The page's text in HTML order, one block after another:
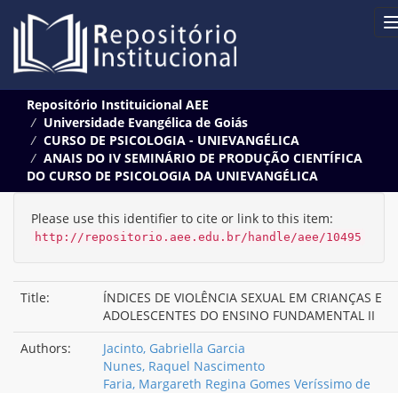
navigation
Repositório Instituicional AEE
Universidade Evangélica de Goiás
CURSO DE PSICOLOGIA - UNIEVANGÉLICA
ANAIS DO IV SEMINÁRIO DE PRODUÇÃO CIENTÍFICA
DO CURSO DE PSICOLOGIA DA UNIEVANGÉLICA
Please use this identifier to cite or link to this item:
http://repositorio.aee.edu.br/handle/aee/10495
Title:
ÍNDICES DE VIOLÊNCIA SEXUAL EM CRIANÇAS E
ADOLESCENTES DO ENSINO FUNDAMENTAL II
Authors:
Jacinto, Gabriella Garcia
Nunes, Raquel Nascimento
Faria, Margareth Regina Gomes Veríssimo de